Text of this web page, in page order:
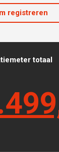
registreren
totaal